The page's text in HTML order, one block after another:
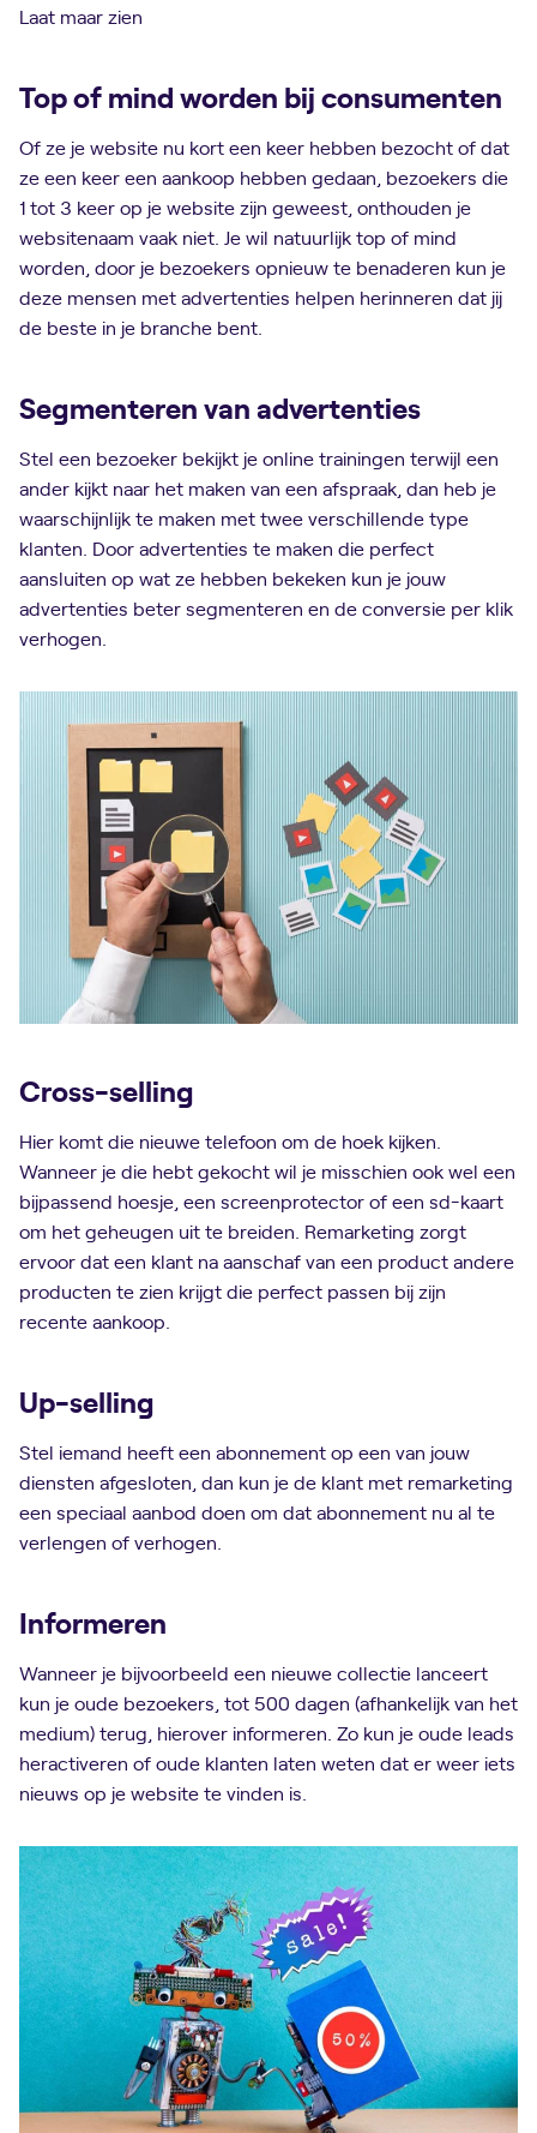
Laat maar zien
Top of mind worden bij consumenten
Of ze je website nu kort een keer hebben bezocht of dat
ze een keer een aankoop hebben gedaan, bezoekers die
1 tot 3 keer op je website zijn geweest, onthouden je
websitenaam vaak niet. Je wil natuurlijk top of mind
worden, door je bezoekers opnieuw te benaderen kun je
deze mensen met advertenties helpen herinneren dat jij
de beste in je branche bent.
Segmenteren van advertenties
Stel een bezoeker bekijkt je online trainingen terwijl een
ander kijkt naar het maken van een afspraak, dan heb je
waarschijnlijk te maken met twee verschillende type
klanten. Door advertenties te maken die perfect
aansluiten op wat ze hebben bekeken kun je jouw
advertenties beter segmenteren en de conversie per klik
verhogen.
Cross-selling
Hier komt die nieuwe telefoon om de hoek kijken.
Wanneer je die hebt gekocht wil je misschien ook wel een
bijpassend hoesje, een screenprotector of een sd-kaart
om het geheugen uit te breiden. Remarketing zorgt
ervoor dat een klant na aanschaf van een product andere
producten te zien krijgt die perfect passen bij zijn
recente aankoop.
Up-selling
Stel iemand heeft een abonnement op een van jouw
diensten afgesloten, dan kun je de klant met remarketing
een speciaal aanbod doen om dat abonnement nu al te
verlengen of verhogen.
Informeren
Wanneer je bijvoorbeeld een nieuwe collectie lanceert
kun je oude bezoekers, tot 500 dagen (afhankelijk van het
medium) terug, hierover informeren. Zo kun je oude leads
heractiveren of oude klanten laten weten dat er weer iets
nieuws op je website te vinden is.